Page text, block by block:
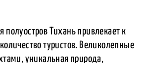
полуостров Тихань привлекает к
туристов. Великолепные
уникальная природа,